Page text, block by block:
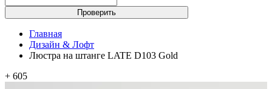
Проверить
Главная
Дизайн & Лофт
Люстра на штанге LATE D103 Gold
+ 605